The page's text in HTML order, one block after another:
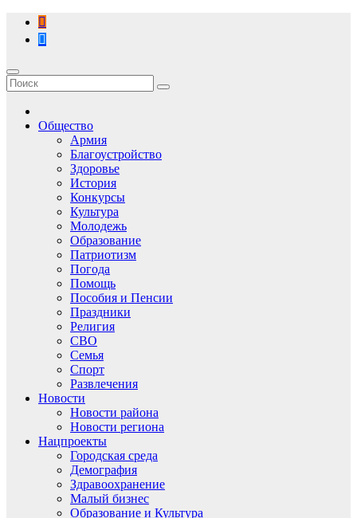
Перейти
содержимому
Общество
Армия
Благоустройство
Здоровье
История
Конкурсы
Культура
Молодежь
Образование
Патриотизм
Погода
Помощь
Пособия и Пенсии
Праздники
Религия
СВО
Семья
Спорт
Развлечения
Новости
Новости района
Новости региона
Нацпроекты
Городская среда
Демография
Здравоохранение
Малый бизнес
Образование и Культура